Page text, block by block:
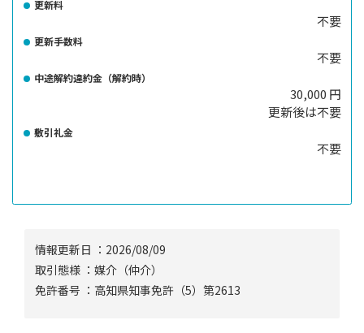
更新料
不要
更新手数料
不要
中途解約違約金（解約時）
30,000 円
更新後は不要
敷引礼金
不要
情報更新⽇ ：2026/08/09
取引態様 ：媒介（仲介）
免許番号 ：高知県知事免許（5）第2613